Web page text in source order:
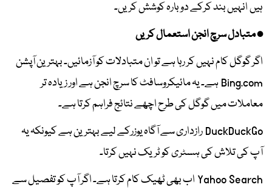
ہیں انہیں بند کرکے دوبارہ کوشش کریں۔
• متبادل سرچ انجن استعمال کریں
اگر گوگل کام نہیں کر رہا ہے تو ان متبادلات کو آزمائیں۔ بہترین آپشن
Bing.com ہے۔ یہ مائیکروسافٹ کا سرچ انجن ہے اور زیادہ تر
معاملات میں گوگل کی طرح اچھے نتائج فراہم کرتا ہے۔
DuckDuckGo رازداری سے آگاہ یوزرکے لیے بہترین ہے کیونکہ یہ
آپ کی تلاش کی ہسٹری کو ٹریک نہیں کرتا۔
Yahoo Search اب بھی ٹھیک کام کرتا ہے۔ اگر آپ کو تفصیل سے